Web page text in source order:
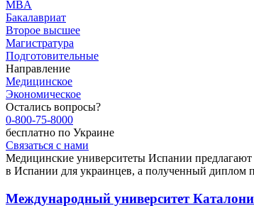
MBA
Бакалавриат
Второе высшее
Магистратура
Подготовительные
Направление
Медицинское
Экономическое
Остались вопросы?
0-800-75-8000
бесплатно по Украине
Связаться с нами
Медицинские университеты Испании предлагают
в Испании для украинцев, а полученный диплом
Международный университет